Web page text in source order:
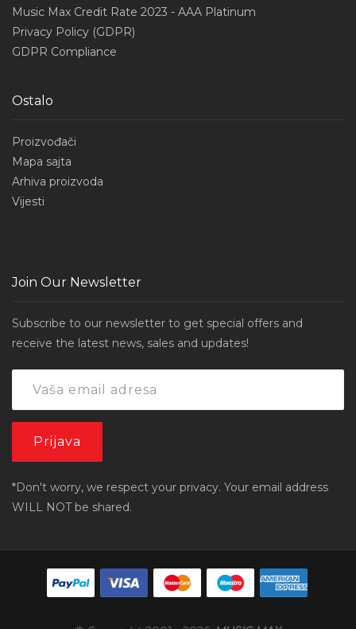
Music Max Credit Rate 2023 - AAA Platinum
Privacy Policy (GDPR)
GDPR Compliance
Ostalo
Proizvođači
Mapa sajta
Arhiva proizvoda
Vijesti
Join Our Newsletter
Subscribe to our newsletter to get special offers and
receive the latest news, sales and updates!
*Don't worry, we respect your privacy. Your email address
WILL NOT be shared.